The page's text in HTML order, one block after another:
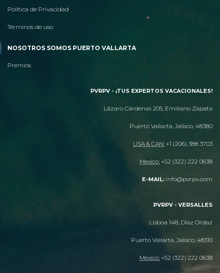
Politica de Privacidad
Términos de uso
NOSOTROS SOMOS PUERTO VALLARTA
Premios
PVRPV - ¡TUS EXPERTOS VACACIONALES!
Lázaro Cárdenas 205, Emiliano Zapata
Puerto Vallarta, Jalisco, 48380
USA & CAN: +1 (206) 388 3703
Mexico: +52 (322) 222 0638
E-MAIL: info@pvrpv.com
PVRPV - VERSALLES
Lisboa 148, Diaz Ordaz
Puerto Vallarta, Jalisco, 48310
Mexico: +52 (322) 222 0638